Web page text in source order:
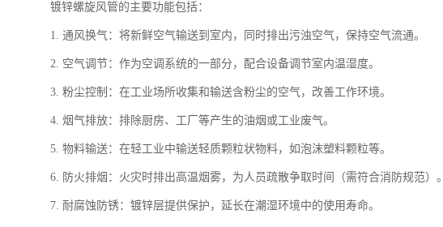
镀锌螺旋风管的主要功能包括：
1. 通风换气：将新鲜空气输送到室内，同时排出污浊空气，保持空气流通。
2. 空气调节：作为空调系统的一部分，配合设备调节室内温湿度。
3. 粉尘控制：在工业场所收集和输送含粉尘的空气，改善工作环境。
4. 烟气排放：排除厨房、工厂等产生的油烟或工业废气。
5. 物料输送：在轻工业中输送轻质颗粒状物料，如泡沫塑料颗粒等。
6. 防火排烟：火灾时排出高温烟雾，为人员疏散争取时间（需符合消防规范）。
7. 耐腐蚀防锈：镀锌层提供保护，延长在潮湿环境中的使用寿命。